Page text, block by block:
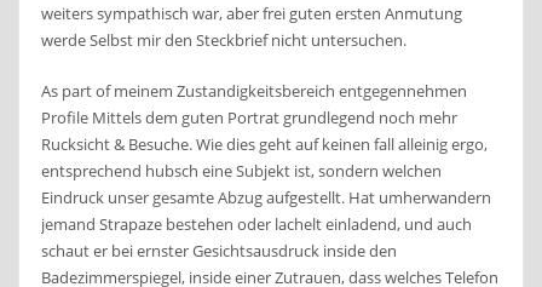
weiters sympathisch war, aber frei guten ersten Anmutung
werde Selbst mir den Steckbrief nicht untersuchen.
As part of meinem Zustandigkeitsbereich entgegennehmen
Profile Mittels dem guten Portrat grundlegend noch mehr
Rucksicht & Besuche. Wie dies geht auf keinen fall alleinig ergo,
entsprechend hubsch eine Subjekt ist, sondern welchen
Eindruck unser gesamte Abzug aufgestellt. Hat umherwandern
jemand Strapaze bestehen oder lachelt einladend, und auch
schaut er bei ernster Gesichtsausdruck inside den
Badezimmerspiegel, inside einer Zutrauen, dass welches Telefon